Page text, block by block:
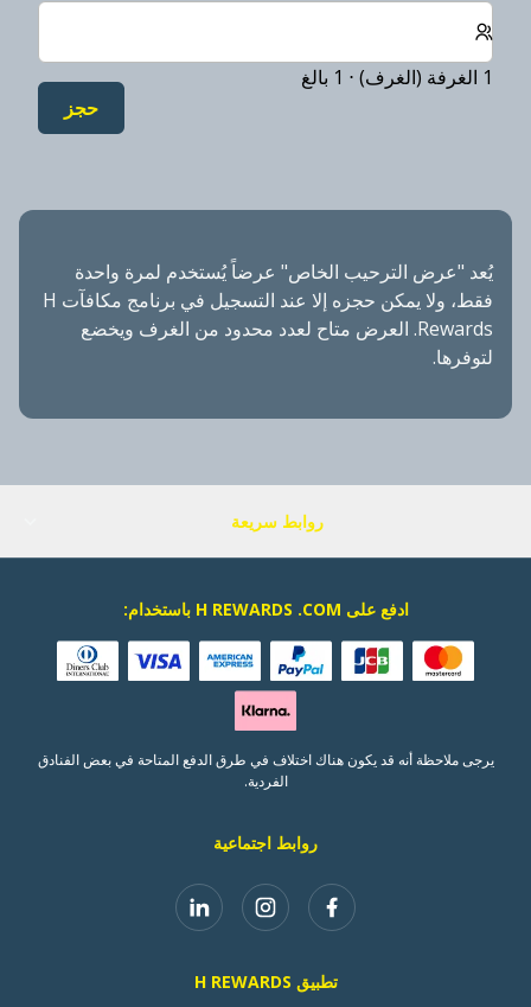
حدد عدد الغرف والضيوف لإقامتك
1 الغرفة (الغرف) ⋅ 1 بالغ
حجز
يُعد "عرض الترحيب الخاص" عرضاً يُستخدم لمرة واحدة
فقط، ولا يمكن حجزه إلا عند التسجيل في برنامج مكافآت H
Rewards. العرض متاح لعدد محدود من الغرف ويخضع
لتوفرها.
روابط سريعة
روابط اجتماعية
تطبيق H REWARDS
ادفع على H REWARDS .COM باستخدام:
يرجى ملاحظة أنه قد يكون هناك اختلاف في طرق الدفع المتاحة في بعض الفنادق
الفردية.